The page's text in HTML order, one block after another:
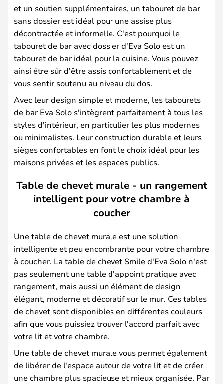
et un soutien supplémentaires, un tabouret de bar
sans dossier est idéal pour une assise plus
décontractée et informelle. C'est pourquoi le
tabouret de bar avec dossier d'Eva Solo est un
tabouret de bar idéal pour la cuisine. Vous pouvez
ainsi être sûr d'être assis confortablement et de
vous sentir soutenu au niveau du dos.
Avec leur design simple et moderne, les tabourets
de bar Eva Solo s'intègrent parfaitement à tous les
styles d'intérieur, en particulier les plus modernes
ou minimalistes. Leur construction durable et leurs
sièges confortables en font le choix idéal pour les
maisons privées et les espaces publics.
Table de chevet murale - un rangement
intelligent pour votre chambre à
coucher
Une table de chevet murale est une solution
intelligente et peu encombrante pour votre chambre
à coucher. La table de chevet Smile d'Eva Solo n'est
pas seulement une table d'appoint pratique avec
rangement, mais aussi un élément de design
élégant, moderne et décoratif sur le mur. Ces tables
de chevet sont disponibles en différentes couleurs
afin que vous puissiez trouver l'accord parfait avec
votre lit et votre chambre.
Une table de chevet murale vous permet également
de libérer de l'espace autour de votre lit et de créer
une chambre plus spacieuse et mieux organisée. Par